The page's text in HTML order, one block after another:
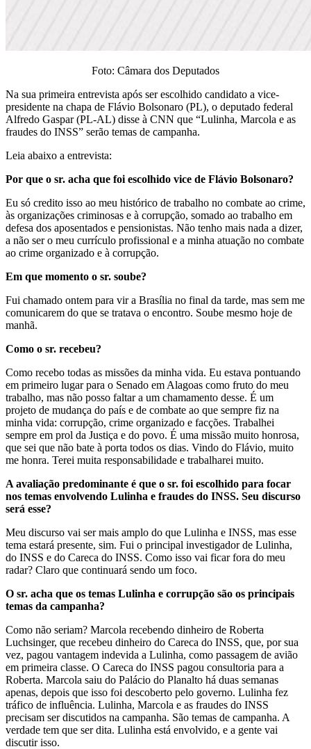
Foto: Câmara dos Deputados
Na sua primeira entrevista após ser escolhido candidato a vice-
presidente na chapa de Flávio Bolsonaro (PL), o deputado federal
Alfredo Gaspar (PL-AL) disse à CNN que “Lulinha, Marcola e as
fraudes do INSS” serão temas de campanha.
Leia abaixo a entrevista:
Por que o sr. acha que foi escolhido vice de Flávio Bolsonaro?
Eu só credito isso ao meu histórico de trabalho no combate ao crime,
às organizações criminosas e à corrupção, somado ao trabalho em
defesa dos aposentados e pensionistas. Não tenho mais nada a dizer,
a não ser o meu currículo profissional e a minha atuação no combate
ao crime organizado e à corrupção.
Em que momento o sr. soube?
Fui chamado ontem para vir a Brasília no final da tarde, mas sem me
comunicarem do que se tratava o encontro. Soube mesmo hoje de
manhã.
Como o sr. recebeu?
Como recebo todas as missões da minha vida. Eu estava pontuando
em primeiro lugar para o Senado em Alagoas como fruto do meu
trabalho, mas não posso faltar a um chamamento desse. É um
projeto de mudança do país e de combate ao que sempre fiz na
minha vida: corrupção, crime organizado e facções. Trabalhei
sempre em prol da Justiça e do povo. É uma missão muito honrosa,
que sei que não bate à porta todos os dias. Vindo do Flávio, muito
me honra. Terei muita responsabilidade e trabalharei muito.
A avaliação predominante é que o sr. foi escolhido para focar
nos temas envolvendo Lulinha e fraudes do INSS. Seu discurso
será esse?
Meu discurso vai ser mais amplo do que Lulinha e INSS, mas esse
tema estará presente, sim. Fui o principal investigador de Lulinha,
do INSS e do Careca do INSS. Como isso vai ficar fora do meu
radar? Claro que continuará sendo um foco.
O sr. acha que os temas Lulinha e corrupção são os principais
temas da campanha?
Como não seriam? Marcola recebendo dinheiro de Roberta
Luchsinger, que recebeu dinheiro do Careca do INSS, que, por sua
vez, pagou vantagem indevida a Lulinha, como passagem de avião
em primeira classe. O Careca do INSS pagou consultoria para a
Roberta. Marcola saiu do Palácio do Planalto há duas semanas
apenas, depois que isso foi descoberto pelo governo. Lulinha fez
tráfico de influência. Lulinha, Marcola e as fraudes do INSS
precisam ser discutidos na campanha. São temas de campanha. A
verdade tem que ser dita. Lulinha está envolvido, e a gente vai
discutir isso.